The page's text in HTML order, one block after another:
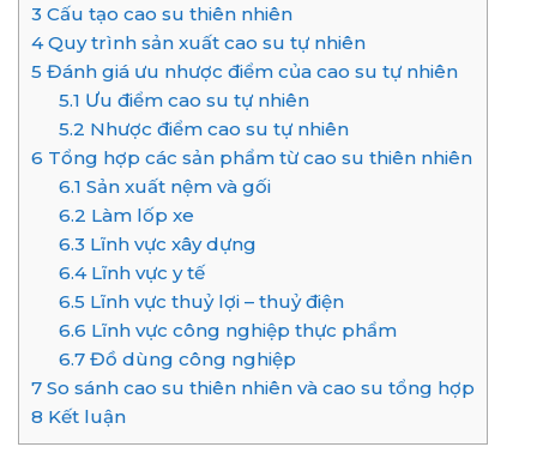
3 Cấu tạo cao su thiên nhiên
4Quy trình sản xuất cao su tự nhiên
5 Đánh giá ưu nhược điểm của cao su tự nhiên
5.1 Ưu điểm cao su tự nhiên
5.2 Nhược điểm cao su tự nhiên
6 Tổng hợp các sản phẩm từ cao su thiên nhiên
6.1 Sản xuất nệm và gối
6.2 Làm lốp xe
6.3 Lĩnh vực xây dựng
6.4Lĩnh vực y tế
6.5 Lĩnh vực thuỷ lợi – thuỷ điện
6.6 Lĩnh vực công nghiệp thực phẩm
6.7Đồ dùng công nghiệp
7 So sánh cao su thiên nhiên và cao su tổng hợp
8 Kết luận